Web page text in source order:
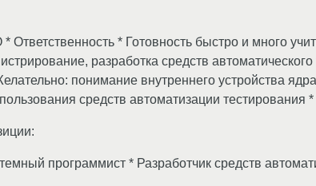
* Готовность быстро и много
разработка средств
понимание внутреннего устройства
средств автоматизации тестирования *
программист * Разработчик средств